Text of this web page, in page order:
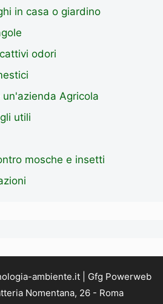
in casa o giardino
odori
Agricola
utili
mosche e insetti
ambiente.it | Gfg Powerweb
Nomentana, 26 - Roma